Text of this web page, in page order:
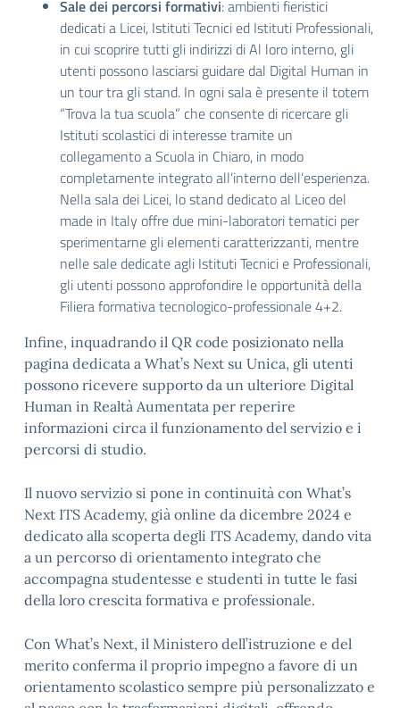
Sale dei percorsi formativi: ambienti fieristici
dedicati a Licei, Istituti Tecnici ed Istituti Professionali,
in cui scoprire tutti gli indirizzi di Al loro interno, gli
utenti possono lasciarsi guidare dal Digital Human in
un tour tra gli stand. In ogni sala è presente il totem
“Trova la tua scuola” che consente di ricercare gli
Istituti scolastici di interesse tramite un
collegamento a Scuola in Chiaro, in modo
completamente integrato all’interno dell’esperienza.
Nella sala dei Licei, lo stand dedicato al Liceo del
made in Italy offre due mini-laboratori tematici per
sperimentarne gli elementi caratterizzanti, mentre
nelle sale dedicate agli Istituti Tecnici e Professionali,
gli utenti possono approfondire le opportunità della
Filiera formativa tecnologico-professionale 4+2.
Infine, inquadrando il QR code posizionato nella
pagina dedicata a What’s Next su Unica, gli utenti
possono ricevere supporto da un ulteriore Digital
Human in Realtà Aumentata per reperire
informazioni circa il funzionamento del servizio e i
percorsi di studio.
Il nuovo servizio si pone in continuità con What’s
Next ITS Academy, già online da dicembre 2024 e
dedicato alla scoperta degli ITS Academy, dando vita
a un percorso di orientamento integrato che
accompagna studentesse e studenti in tutte le fasi
della loro crescita formativa e professionale.
Con What’s Next, il Ministero dell’istruzione e del
merito conferma il proprio impegno a favore di un
orientamento scolastico sempre più personalizzato e